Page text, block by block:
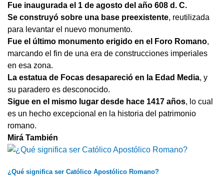
Fue inaugurada el 1 de agosto del año 608 d. C.
Se construyó sobre una base preexistente, reutilizada
para levantar el nuevo monumento.
Fue el último monumento erigido en el Foro Romano,
marcando el fin de una era de construcciones imperiales
en esa zona.
La estatua de Focas desapareció en la Edad Media, y
su paradero es desconocido.
Sigue en el mismo lugar desde hace 1417 años, lo cual
es un hecho excepcional en la historia del patrimonio
romano.
Mirá También
¿Qué significa ser Católico Apostólico Romano?